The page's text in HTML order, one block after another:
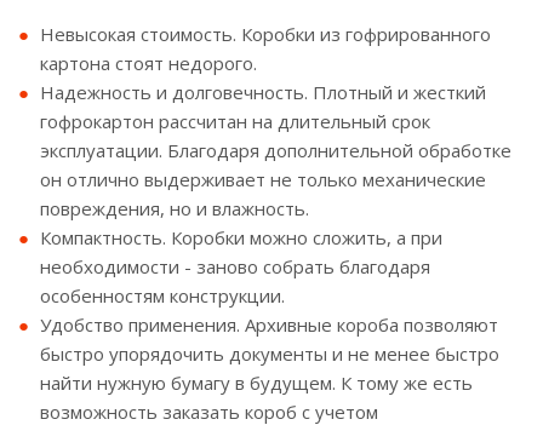
Невысокая стоимость. Коробки из гофрированного
картона стоят недорого.
Надежность и долговечность. Плотный и жесткий
гофрокартон рассчитан на длительный срок
эксплуатации. Благодаря дополнительной обработке
он отлично выдерживает не только механические
повреждения, но и влажность.
Компактность. Коробки можно сложить, а при
необходимости - заново собрать благодаря
особенностям конструкции.
Удобство применения. Архивные короба позволяют
быстро упорядочить документы и не менее быстро
найти нужную бумагу в будущем. К тому же есть
возможность заказать короб с учетом